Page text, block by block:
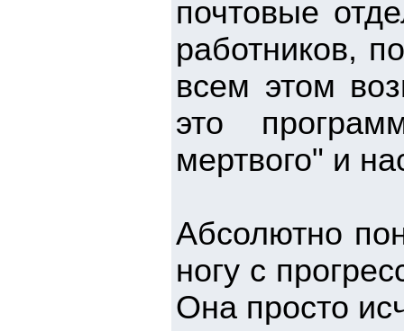
почтовые
работников,
всем этом
это
мертвого" и
Абсолютно
ногу с
Она просто